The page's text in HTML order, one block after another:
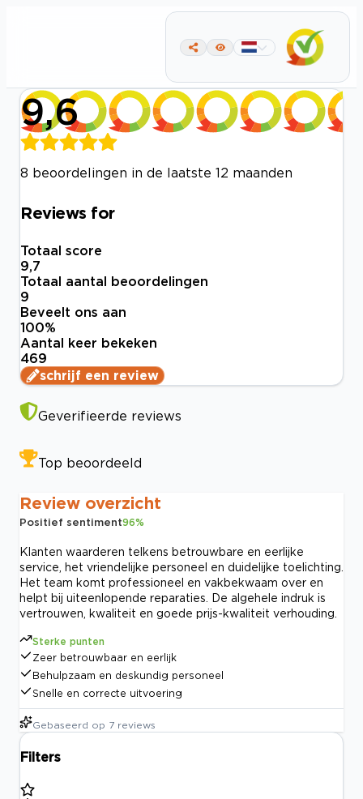
9,6
8 beoordelingen in de laatste 12 maanden
Reviews for
Totaal score
9,7
Totaal aantal beoordelingen
9
Beveelt ons aan
100%
Aantal keer bekeken
469
schrijf een review
Geverifieerde reviews
Top beoordeeld
Review overzicht
Positief sentiment96%
Klanten waarderen telkens betrouwbare en eerlijke
service, het vriendelijke personeel en duidelijke toelichting.
Het team komt professioneel en vakbekwaam over en
helpt bij uiteenlopende reparaties. De algehele indruk is
vertrouwen, kwaliteit en goede prijs-kwaliteit verhouding.
Sterke punten
Zeer betrouwbaar en eerlijk
Behulpzaam en deskundig personeel
Snelle en correcte uitvoering
Gebaseerd op 7 reviews
Filters